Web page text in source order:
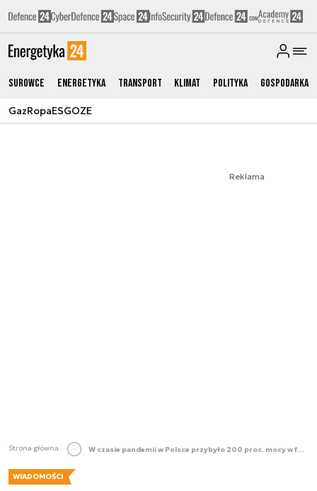
Surowce Energetyka Transport Klimat Polityka Gospodarka
GazRopaESGOZE
Reklama
Strona główna W czasie pandemii w Polsce przybyło 200 proc. mocy w fotowoltaice
WIADOMOŚCI